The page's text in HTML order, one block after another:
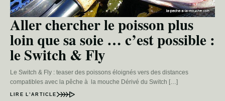
Aller chercher le poisson plus
loin que sa soie … c’est possible :
le Switch & Fly
Le Switch & Fly : teaser des poissons éloignés vers des distances
compatibles avec la pêche à la mouche Dérivé du Switch […]
LIRE L’ARTICLE